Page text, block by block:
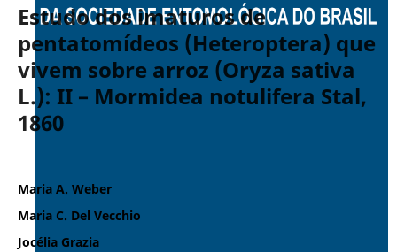
Estudo dos imaturos de
pentatomídeos (Heteroptera) que
vivem sobre arroz (Oryza sativa
L.): II – Mormidea notulifera Stal,
1860
Maria A. Weber
Maria C. Del Vecchio
Jocélia Grazia